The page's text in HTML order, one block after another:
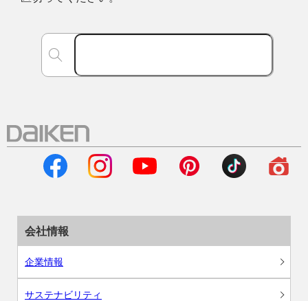
会社情報
企業情報
サステナビリティ